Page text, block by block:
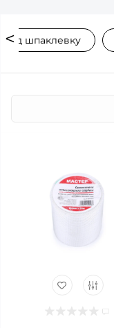
под шпаклевку